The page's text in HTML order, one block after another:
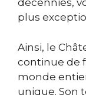
décennies,
plus
Ainsi, le
continue de
monde
unique. Son